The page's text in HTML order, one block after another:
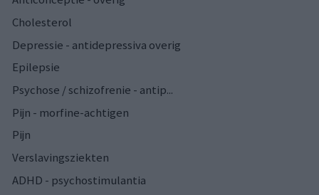
Cholesterol
Depressie - antidepressiva overig
Epilepsie
Psychose / schizofrenie - antip...
Pijn - morfine-achtigen
Pijn
Verslavingsziekten
ADHD - psychostimulantia